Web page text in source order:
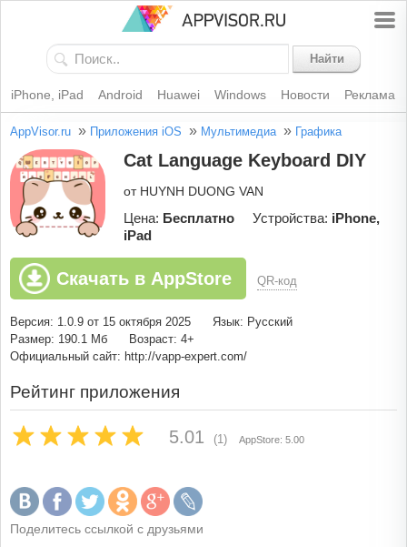
Найти
iPhone, iPad Android Huawei Windows Новости Реклама
AppVisor.ru » Приложения iOS » Мультимедиа » Графика
Cat Language Keyboard DIY
от HUYNH DUONG VAN
Цена: Бесплатно Устройства: iPhone,
iPad
Скачать в AppStore QR-код
Версия: 1.0.9 от 15 октября 2025
Язык: Русский
Размер: 190.1 Мб
Возраст: 4+
Официальный сайт: http://vapp-expert.com/
Рейтинг приложения
5.01 (1) AppStore: 5.00
Поделитесь ссылкой с друзьями